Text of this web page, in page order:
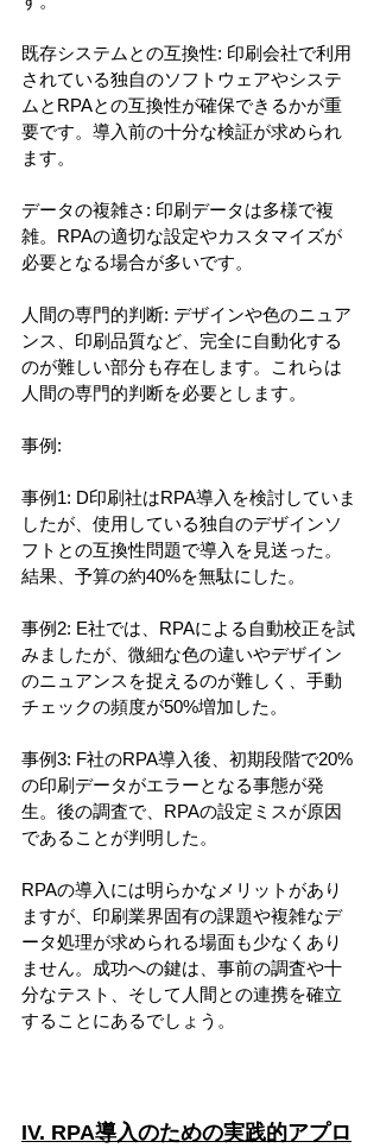
既存システムとの互換性: 印刷会社で利用
されている独自のソフトウェアやシステ
ムとRPAとの互換性が確保できるかが重
要です。導入前の十分な検証が求められ
ます。
データの複雑さ: 印刷データは多様で複
雑。RPAの適切な設定やカスタマイズが
必要となる場合が多いです。
人間の専門的判断: デザインや色のニュア
ンス、印刷品質など、完全に自動化する
のが難しい部分も存在します。これらは
人間の専門的判断を必要とします。
事例:
事例1: D印刷社はRPA導入を検討していま
したが、使用している独自のデザインソ
フトとの互換性問題で導入を見送った。
結果、予算の約40%を無駄にした。
事例2: E社では、RPAによる自動校正を試
みましたが、微細な色の違いやデザイン
のニュアンスを捉えるのが難しく、手動
チェックの頻度が50%増加した。
事例3: F社のRPA導入後、初期段階で20%
の印刷データがエラーとなる事態が発
生。後の調査で、RPAの設定ミスが原因
であることが判明した。
RPAの導入には明らかなメリットがあり
ますが、印刷業界固有の課題や複雑なデ
ータ処理が求められる場面も少なくあり
ません。成功への鍵は、事前の調査や十
分なテスト、そして人間との連携を確立
することにあるでしょう。
IV. RPA導入のための実践的アプロ